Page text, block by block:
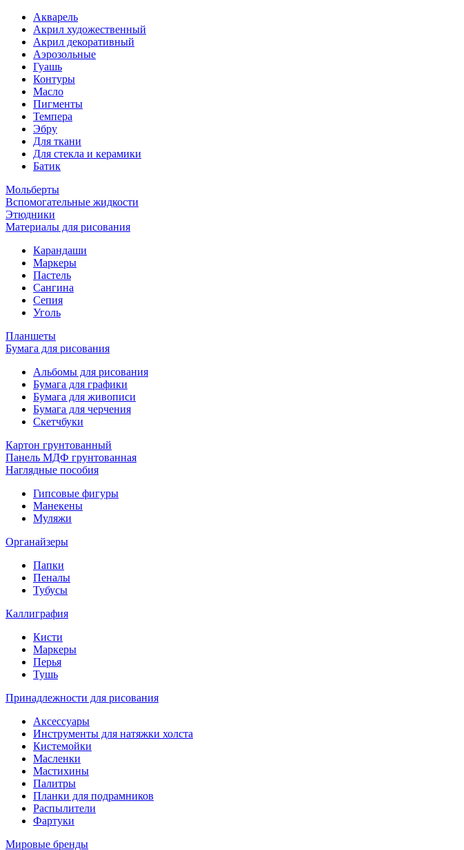
Акварель
Акрил художественный
Акрил декоративный
Аэрозольные
Гуашь
Контуры
Масло
Пигменты
Темпера
Эбру
Для ткани
Для стекла и керамики
Батик
Мольберты
Вспомогательные жидкости
Этюдники
Материалы для рисования
Карандаши
Маркеры
Пастель
Сангина
Сепия
Уголь
Планшеты
Бумага для рисования
Альбомы для рисования
Бумага для графики
Бумага для живописи
Бумага для черчения
Скетчбуки
Картон грунтованный
Панель МДФ грунтованная
Наглядные пособия
Гипсовые фигуры
Манекены
Муляжи
Органайзеры
Папки
Пеналы
Тубусы
Каллиграфия
Кисти
Маркеры
Перья
Тушь
Принадлежности для рисования
Аксессуары
Инструменты для натяжки холста
Кистемойки
Масленки
Мастихины
Палитры
Планки для подрамников
Распылители
Фартуки
Мировые бренды